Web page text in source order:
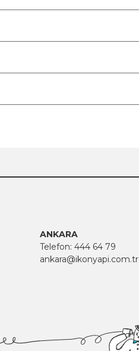
ANKARA
Telefon: 444 64 79
ankara@ikonyapi.com.tr